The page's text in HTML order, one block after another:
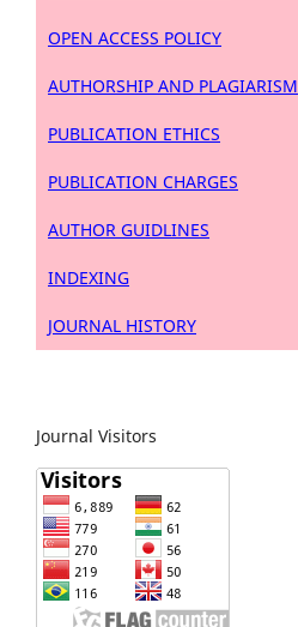
OPEN ACCESS POLICY
AUTHORSHIP AND PLAGIARISM
PUBLICATION ETHICS
PUBLICATION CHARGES
AUTHOR GUIDLINES
INDEXING
JOURNAL HISTORY
Journal Visitors